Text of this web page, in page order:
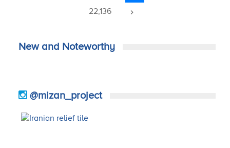
22,136
keyboard_arrow_right
New and Noteworthy
@mizan_project